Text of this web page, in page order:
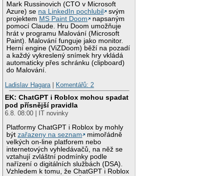
Mark Russinovich (CTO v Microsoft
Azure) se na LinkedIn pochlubil
svým
projektem MS Paint Doom
napsaným
pomocí Claude. Hru Doom umožňuje
hrát v programu Malování (Microsoft
Paint). Malování funguje jako monitor.
Herní engine (ViZDoom) běží na pozadí
a každý vykreslený snímek hry vkládá
automaticky přes schránku (clipboard)
do Malování.
Ladislav Hagara
Komentářů: 2
EK: ChatGPT i Roblox mohou spadat
pod přísnější pravidla
6.8. 08:00 | IT novinky
Platformy ChatGPT i Roblox by mohly
býtzařazeny na seznam
mimořádně
velkých on-line platforem nebo
internetových vyhledávačů, na něž se
vztahují zvláštní podmínky podle
nařízení o digitálních službách (DSA).
Vzhledem k tomu, že ChatGPT i Roblox